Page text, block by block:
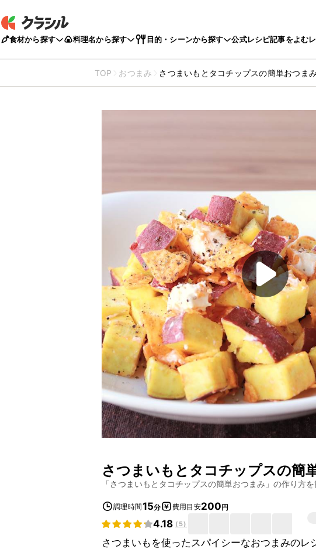
食材から探す 料理名から探す 目的・シーンから探す 公式レシピ記事をよむ
TOP おつまみ さつまいもとタコチップスの簡単おつま
さつまいもとタコチップスの簡
「さつまいもとタコチップスの簡単おつまみ 」の作り方
調理時間15分 費用目安200円
4.18 ( 5)
さつまいもを使ったスパイシーなおつまみのレ